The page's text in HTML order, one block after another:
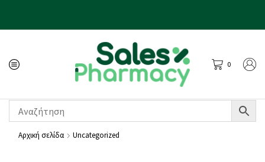
0
Αρχική σελίδα Uncategorized